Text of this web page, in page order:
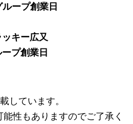
ープ創業日
キー広又
プ創業日
しています。
性もありますのでご了承く